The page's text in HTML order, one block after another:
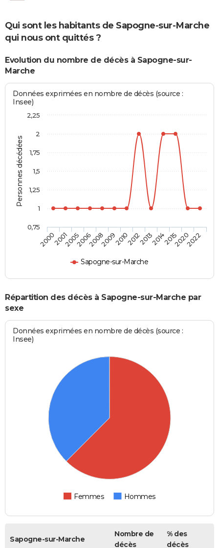
Qui sont les habitants de Sapogne-sur-Marche
qui nous ont quittés ?
Evolution du nombre de décès à Sapogne-sur-
Marche
Personnes décédées
Données exprimées en nombre de décès (source :
Insee)
Sapogne-sur-Marche
2000200120052006200820092010201220132014201520202022
0,75
1
1,25
1,5
1,75
2
2,25
Répartition des décès à Sapogne-sur-Marche par
sexe
Données exprimées en nombre de décès (source :
Insee)
Femmes Hommes
Sapogne-sur-Marche
Nombre de
décès
% des
décès